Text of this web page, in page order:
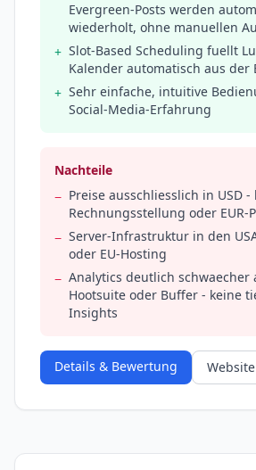
Evergreen-Posts werden
wiederholt, ohne manuellen
+ Slot-Based Scheduling fuellt
Kalender automatisch aus der
+ Sehr einfache, intuitive
Social-Media-Erfahrung
Nachteile
− Preise ausschliesslich in USD -
Rechnungsstellung oder EUR-
− Server-Infrastruktur in den
oder EU-Hosting
− Analytics deutlich schwaecher
Hootsuite oder Buffer - keine
Insights
Details & Bewertung